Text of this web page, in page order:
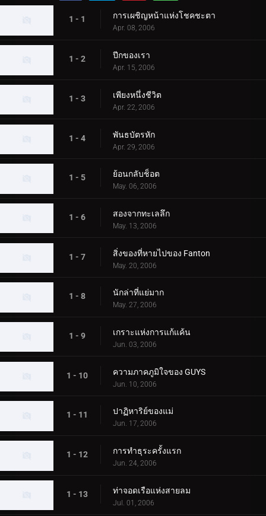
1 - 1 การเผชิญหน้าแห่งโชคชะตา
Apr. 08, 2006
1 - 2 ปีกของเรา
Apr. 15, 2006
1 - 3 เพียงหนึ่งชีวิต
Apr. 22, 2006
1 - 4 พันธบัตรหัก
Apr. 29, 2006
1 - 5 ย้อนกลับช็อต
May. 06, 2006
1 - 6 สองจากทะเลลึก
May. 13, 2006
1 - 7 สิ่งของที่หายไปของ Fanton
May. 20, 2006
1 - 8 นักล่าที่แย่มาก
May. 27, 2006
1 - 9 เกราะแห่งการแก้แค้น
Jun. 03, 2006
1 - 10 ความภาคภูมิใจของ GUYS
Jun. 10, 2006
1 - 11 ปาฏิหาริย์ของแม่
Jun. 17, 2006
1 - 12 การทำธุระครั้งแรก
Jun. 24, 2006
1 - 13 ท่าจอดเรือแห่งสายลม
Jul. 01, 2006